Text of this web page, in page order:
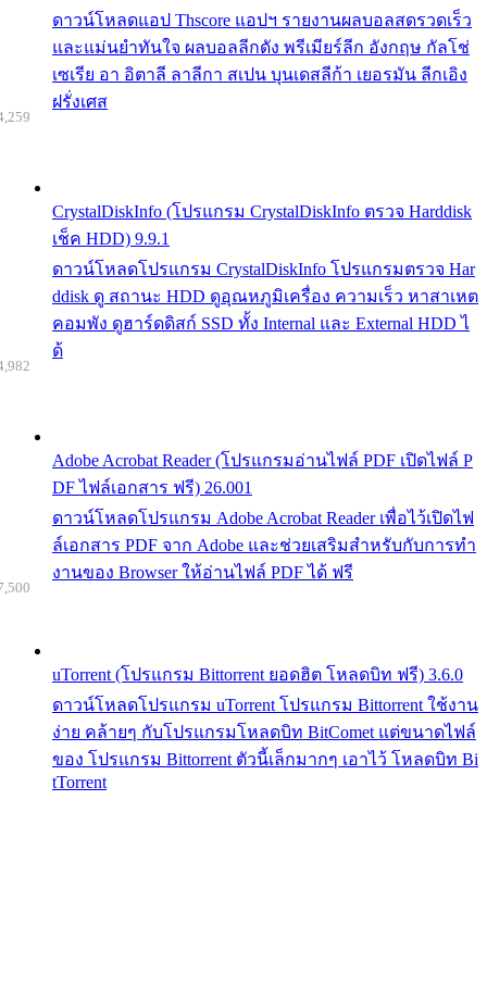
ดาวน์โหลดแอป Thscore แอปฯ รายงานผลบอลสดรวดเร็ว
และแม่นยำทันใจ ผลบอลลีกดัง พรีเมียร์ลีก อังกฤษ กัลโช่
เซเรีย อา อิตาลี ลาลีกา สเปน บุนเดสลีก้า เยอรมัน ลีกเอิง
ฝรั่งเศส
CrystalDiskInfo (โปรแกรม CrystalDiskInfo ตรวจ Harddisk
เช็ค HDD) 9.9.1
ดาวน์โหลดโปรแกรม CrystalDiskInfo โปรแกรมตรวจ Har
ddisk ดู สถานะ HDD ดูอุณหภูมิเครื่อง ความเร็ว หาสาเหต
คอมพัง ดูฮาร์ดดิสก์ SSD ทั้ง Internal และ External HDD ไ
ด้
Adobe Acrobat Reader (โปรแกรมอ่านไฟล์ PDF เปิดไฟล์ P
DF ไฟล์เอกสาร ฟรี) 26.001
ดาวน์โหลดโปรแกรม Adobe Acrobat Reader เพื่อไว้เปิดไฟ
ล์เอกสาร PDF จาก Adobe และช่วยเสริมสำหรับกับการทำ
งานของ Browser ให้อ่านไฟล์ PDF ได้ ฟรี
uTorrent (โปรแกรม Bittorrent ยอดฮิต โหลดบิท ฟรี) 3.6.0
ดาวน์โหลดโปรแกรม uTorrent โปรแกรม Bittorrent ใช้งาน
ง่าย คล้ายๆ กับโปรแกรมโหลดบิท BitComet แต่ขนาดไฟล์
ของ โปรแกรม Bittorrent ตัวนี้เล็กมากๆ เอาไว้ โหลดบิท Bi
tTorrent